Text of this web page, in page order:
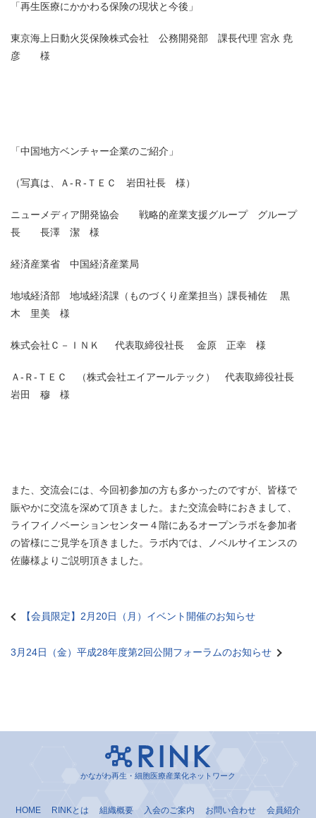
「再生医療にかかわる保険の現状と今後」
東京海上日動火災保険株式会社 公務開発部 課長代理 宮永 尭
彦 様
「中国地方ベンチャー企業のご紹介」
（写真は、Ａ-Ｒ-ＴＥＣ 岩田社長 様）
ニューメディア開発協会 戦略的産業支援グループ グループ
長 長澤 潔 様
経済産業省 中国経済産業局
地域経済部 地域経済課（ものづくり産業担当）課長補佐 黒
木 里美 様
株式会社Ｃ－ＩＮＫ 代表取締役社長 金原 正幸 様
Ａ-Ｒ-ＴＥＣ （株式会社エイアールテック） 代表取締役社長
岩田 穆 様
また、交流会には、今回初参加の方も多かったのですが、皆様で
賑やかに交流を深めて頂きました。また交流会時におきまして、
ライフイノベーションセンター４階にあるオープンラボを参加者
の皆様にご見学を頂きました。ラボ内では、ノベルサイエンスの
佐藤様よりご説明頂きました。
投
ー
【会員限定】2月20日（月）イベント開催のお知らせ
3月24日（金）平成28年度第2回公開フォーラムのお知らせ
かながわ再生・細胞医療産業化ネットワーク
HOME RINKとは 組織概要 入会のご案内 お問い合わせ 会員紹介